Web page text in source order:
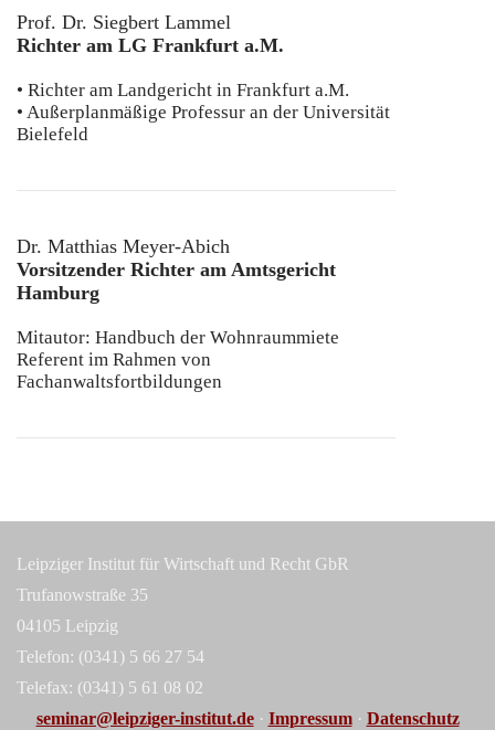
Prof. Dr. Siegbert Lammel
Richter am LG Frankfurt a.M.
• Richter am Landgericht in Frankfurt a.M.
• Außerplanmäßige Professur an der Universität
Bielefeld
Dr. Matthias Meyer-Abich
Vorsitzender Richter am Amtsgericht
Hamburg
Mitautor: Handbuch der Wohnraummiete
Referent im Rahmen von
Fachanwaltsfortbildungen
Leipziger Institut für Wirtschaft und Recht GbR
Trufanowstraße 35
04105 Leipzig
Telefon: (0341) 5 66 27 54
Telefax: (0341) 5 61 08 02
seminar@leipziger-institut.de· Impressum· Datenschutz